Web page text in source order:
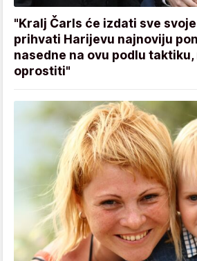
"Kralj Čarls će izdati sve
prihvati Harijevu najnoviju
nasedne na ovu podlu taktiku,
oprostiti"